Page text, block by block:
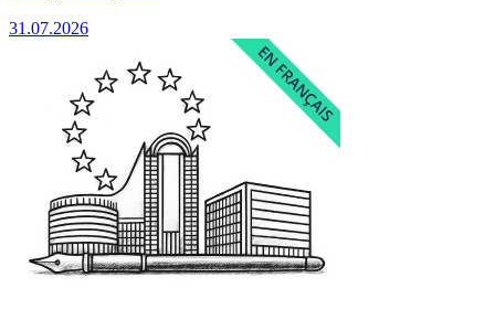
31.07.2026